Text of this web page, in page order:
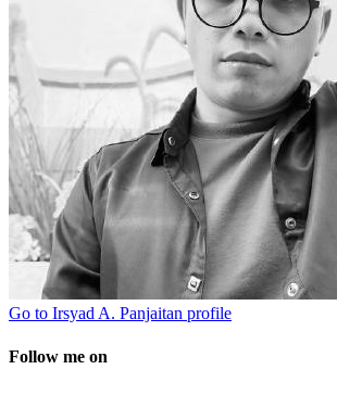
Go to Irsyad A. Panjaitan profile
Follow me on